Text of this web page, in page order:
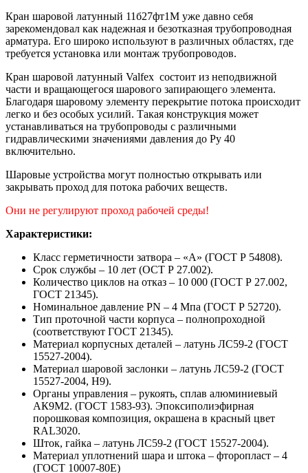
Кран шаровой латунный 11б27фт1М уже давно себя
зарекомендовал как надежная и безотказная трубопроводная
арматура. Его широко используют в различных областях, где
требуется установка или монтаж трубопроводов.
Кран шаровой латунный Valfex состоит из неподвижной
части и вращающегося шарового запирающего элемента.
Благодаря шаровому элементу перекрытие потока происходит
легко и без особых усилий. Такая конструкция может
устанавливаться на трубопроводы с различными
гидравлическими значениями давления до Ру 40
включительно.
Шаровые устройства могут полностью открывать или
закрывать проход для потока рабочих веществ.
Они не регулируют проход рабочей среды!
Характеристики:
Класс герметичности затвора – «А» (ГОСТ Р 54808).
Срок службы – 10 лет (ОСТ Р 27.002).
Количество циклов на отказ – 10 000 (ГОСТ Р 27.002,
ГОСТ 21345).
Номинальное давление PN – 4 Мпа (ГОСТ Р 52720).
Тип проточной части корпуса – полнопроходной
(соответствуют ГОСТ 21345).
Материал корпусных деталей – латунь ЛС59-2 (ГОСТ
15527-2004).
Материал шаровой заслонки – латунь ЛС59-2 (ГОСТ
15527-2004, H9).
Органы управления – рукоять, сплав алюминиевый
АК9М2. (ГОСТ 1583-93). Эпоксиполиэфирная
порошковая композиция, окрашена в красный цвет
RAL3020.
Шток, гайка – латунь ЛС59-2 (ГОСТ 15527-2004).
Материал уплотнений шара и штока – фторопласт – 4
(ГОСТ 10007-80Е)